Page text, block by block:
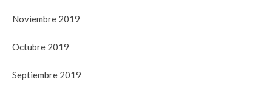
Noviembre 2019
Octubre 2019
Septiembre 2019